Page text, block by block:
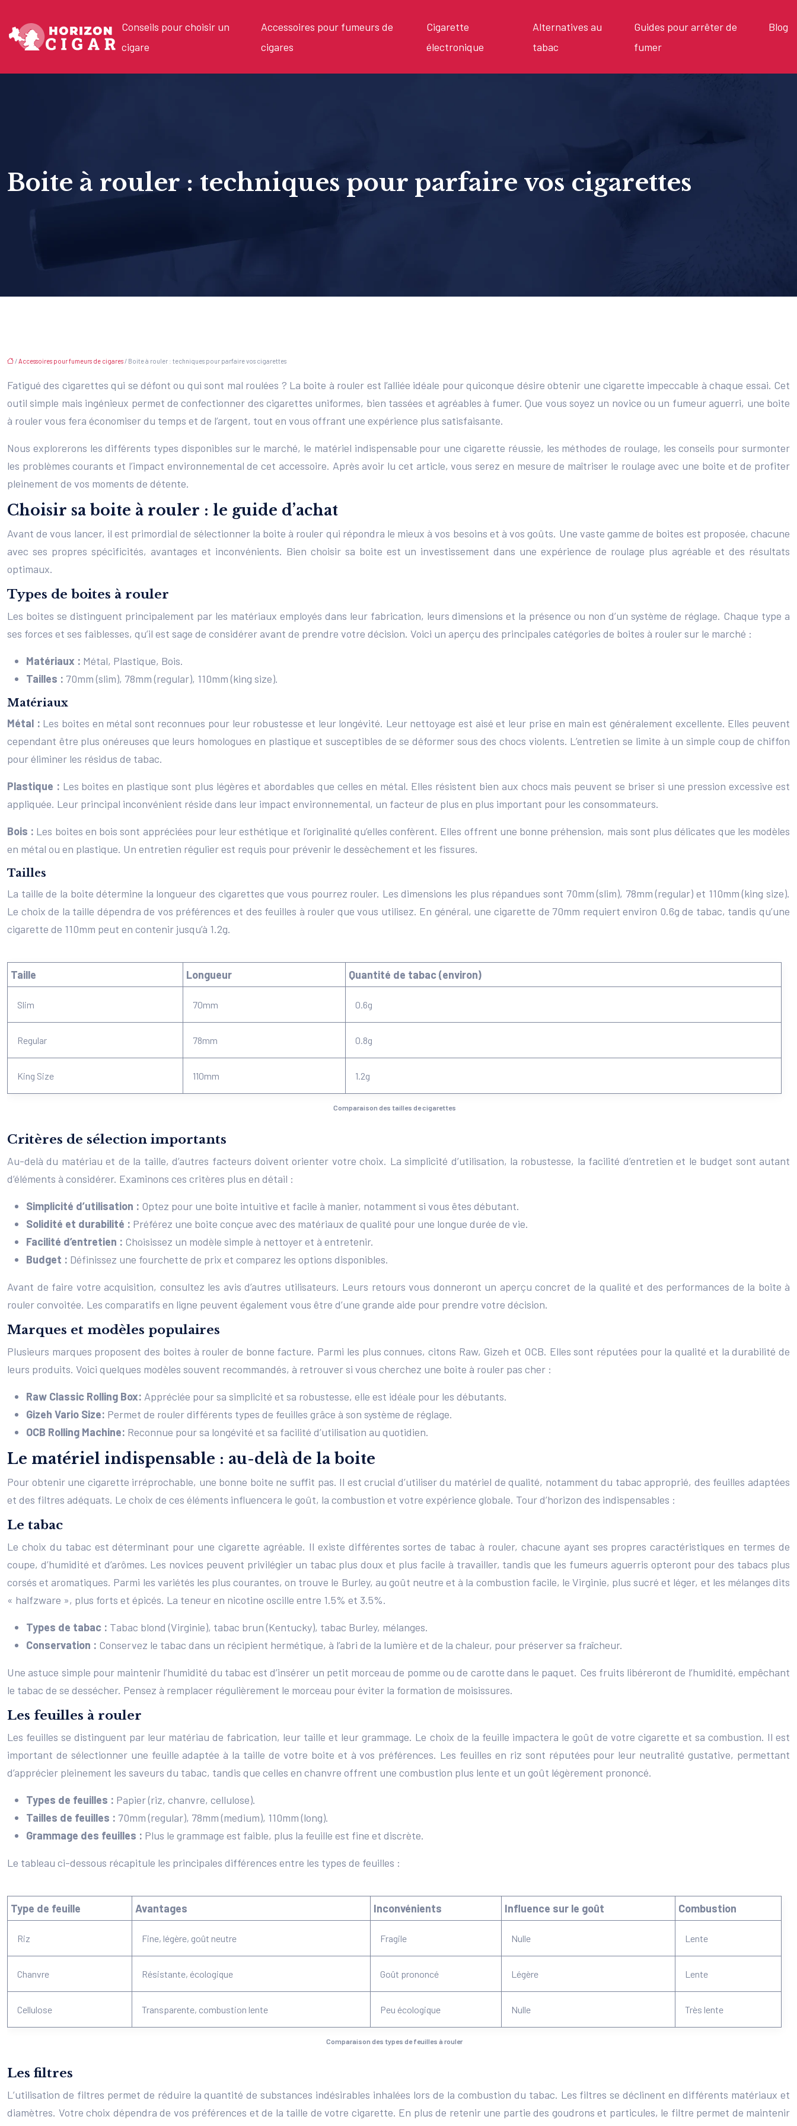
Conseils pour choisir un
cigare
Accessoires pour fumeurs de
cigares
Cigarette
électronique
Alternatives au
tabac
Guides pour arrêter de
fumer
Blog
Boite à rouler : techniques pour parfaire vos cigarettes
/Accessoires pour fumeurs de cigares/ Boite à rouler : techniques pour parfaire vos cigarettes
Fatigué des cigarettes qui se défont ou qui sont mal roulées ? La boite à rouler est l’alliée idéale pour quiconque désire obtenir une cigarette impeccable à chaque essai. Cet
outil simple mais ingénieux permet de confectionner des cigarettes uniformes, bien tassées et agréables à fumer. Que vous soyez un novice ou un fumeur aguerri, une boite
à rouler vous fera économiser du temps et de l’argent, tout en vous offrant une expérience plus satisfaisante.
Nous explorerons les différents types disponibles sur le marché, le matériel indispensable pour une cigarette réussie, les méthodes de roulage, les conseils pour surmonter
les problèmes courants et l’impact environnemental de cet accessoire. Après avoir lu cet article, vous serez en mesure de maîtriser le roulage avec une boite et de profiter
pleinement de vos moments de détente.
Choisir sa boite à rouler : le guide d’achat
Avant de vous lancer, il est primordial de sélectionner la boite à rouler qui répondra le mieux à vos besoins et à vos goûts. Une vaste gamme de boites est proposée, chacune
avec ses propres spécificités, avantages et inconvénients. Bien choisir sa boite est un investissement dans une expérience de roulage plus agréable et des résultats
optimaux.
Types de boites à rouler
Les boites se distinguent principalement par les matériaux employés dans leur fabrication, leurs dimensions et la présence ou non d’un système de réglage. Chaque type a
ses forces et ses faiblesses, qu’il est sage de considérer avant de prendre votre décision. Voici un aperçu des principales catégories de boites à rouler sur le marché :
Matériaux : Métal, Plastique, Bois.
Tailles : 70mm (slim), 78mm (regular), 110mm (king size).
Matériaux
Métal : Les boites en métal sont reconnues pour leur robustesse et leur longévité. Leur nettoyage est aisé et leur prise en main est généralement excellente. Elles peuvent
cependant être plus onéreuses que leurs homologues en plastique et susceptibles de se déformer sous des chocs violents. L’entretien se limite à un simple coup de chiffon
pour éliminer les résidus de tabac.
Plastique : Les boites en plastique sont plus légères et abordables que celles en métal. Elles résistent bien aux chocs mais peuvent se briser si une pression excessive est
appliquée. Leur principal inconvénient réside dans leur impact environnemental, un facteur de plus en plus important pour les consommateurs.
Bois : Les boites en bois sont appréciées pour leur esthétique et l’originalité qu’elles confèrent. Elles offrent une bonne préhension, mais sont plus délicates que les modèles
en métal ou en plastique. Un entretien régulier est requis pour prévenir le dessèchement et les fissures.
Tailles
La taille de la boite détermine la longueur des cigarettes que vous pourrez rouler. Les dimensions les plus répandues sont 70mm (slim), 78mm (regular) et 110mm (king size).
Le choix de la taille dépendra de vos préférences et des feuilles à rouler que vous utilisez. En général, une cigarette de 70mm requiert environ 0.6g de tabac, tandis qu’une
cigarette de 110mm peut en contenir jusqu’à 1.2g.
Comparaison des tailles de cigarettes
Taille Longueur Quantité de tabac (environ)
Slim 70mm 0.6g
Regular 78mm 0.8g
King Size 110mm 1.2g
Critères de sélection importants
Au-delà du matériau et de la taille, d’autres facteurs doivent orienter votre choix. La simplicité d’utilisation, la robustesse, la facilité d’entretien et le budget sont autant
d’éléments à considérer. Examinons ces critères plus en détail :
Simplicité d’utilisation : Optez pour une boite intuitive et facile à manier, notamment si vous êtes débutant.
Solidité et durabilité : Préférez une boite conçue avec des matériaux de qualité pour une longue durée de vie.
Facilité d’entretien : Choisissez un modèle simple à nettoyer et à entretenir.
Budget : Définissez une fourchette de prix et comparez les options disponibles.
Avant de faire votre acquisition, consultez les avis d’autres utilisateurs. Leurs retours vous donneront un aperçu concret de la qualité et des performances de la boite à
rouler convoitée. Les comparatifs en ligne peuvent également vous être d’une grande aide pour prendre votre décision.
Marques et modèles populaires
Plusieurs marques proposent des boites à rouler de bonne facture. Parmi les plus connues, citons Raw, Gizeh et OCB. Elles sont réputées pour la qualité et la durabilité de
leurs produits. Voici quelques modèles souvent recommandés, à retrouver si vous cherchez une boite à rouler pas cher :
Raw Classic Rolling Box: Appréciée pour sa simplicité et sa robustesse, elle est idéale pour les débutants.
Gizeh Vario Size: Permet de rouler différents types de feuilles grâce à son système de réglage.
OCB Rolling Machine: Reconnue pour sa longévité et sa facilité d’utilisation au quotidien.
Le matériel indispensable : au-delà de la boite
Pour obtenir une cigarette irréprochable, une bonne boite ne suffit pas. Il est crucial d’utiliser du matériel de qualité, notamment du tabac approprié, des feuilles adaptées
et des filtres adéquats. Le choix de ces éléments influencera le goût, la combustion et votre expérience globale. Tour d’horizon des indispensables :
Le tabac
Le choix du tabac est déterminant pour une cigarette agréable. Il existe différentes sortes de tabac à rouler, chacune ayant ses propres caractéristiques en termes de
coupe, d’humidité et d’arômes. Les novices peuvent privilégier un tabac plus doux et plus facile à travailler, tandis que les fumeurs aguerris opteront pour des tabacs plus
corsés et aromatiques. Parmi les variétés les plus courantes, on trouve le Burley, au goût neutre et à la combustion facile, le Virginie, plus sucré et léger, et les mélanges dits
« halfzware », plus forts et épicés. La teneur en nicotine oscille entre 1.5% et 3.5%.
Types de tabac : Tabac blond (Virginie), tabac brun (Kentucky), tabac Burley, mélanges.
Conservation : Conservez le tabac dans un récipient hermétique, à l’abri de la lumière et de la chaleur, pour préserver sa fraîcheur.
Une astuce simple pour maintenir l’humidité du tabac est d’insérer un petit morceau de pomme ou de carotte dans le paquet. Ces fruits libéreront de l’humidité, empêchant
le tabac de se dessécher. Pensez à remplacer régulièrement le morceau pour éviter la formation de moisissures.
Les feuilles à rouler
Les feuilles se distinguent par leur matériau de fabrication, leur taille et leur grammage. Le choix de la feuille impactera le goût de votre cigarette et sa combustion. Il est
important de sélectionner une feuille adaptée à la taille de votre boite et à vos préférences. Les feuilles en riz sont réputées pour leur neutralité gustative, permettant
d’apprécier pleinement les saveurs du tabac, tandis que celles en chanvre offrent une combustion plus lente et un goût légèrement prononcé.
Types de feuilles : Papier (riz, chanvre, cellulose).
Tailles de feuilles : 70mm (regular), 78mm (medium), 110mm (long).
Grammage des feuilles : Plus le grammage est faible, plus la feuille est fine et discrète.
Le tableau ci-dessous récapitule les principales différences entre les types de feuilles :
Comparaison des types de feuilles à rouler
Type de feuille Avantages Inconvénients Influence sur le goût Combustion
Riz Fine, légère, goût neutre Fragile Nulle Lente
Chanvre Résistante, écologique Goût prononcé Légère Lente
Cellulose Transparente, combustion lente Peu écologique Nulle Très lente
Les filtres
L’utilisation de filtres permet de réduire la quantité de substances indésirables inhalées lors de la combustion du tabac. Les filtres se déclinent en différents matériaux et
diamètres. Votre choix dépendra de vos préférences et de la taille de votre cigarette. En plus de retenir une partie des goudrons et particules, le filtre permet de maintenir